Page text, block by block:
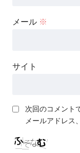
メール ※
サイト
次回のコメント
メールアドレス